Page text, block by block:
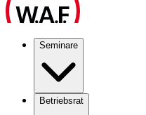
Seminare
Betriebsrat